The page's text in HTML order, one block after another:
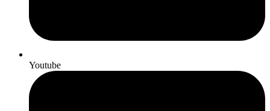
Youtube